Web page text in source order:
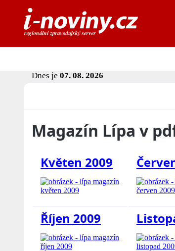
Dnes je 07. 08. 2026
Magazín Lípa v
Květen 2009
Říjen 2009